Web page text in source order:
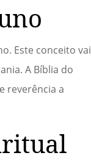
Este conceito vai
A Bíblia do
reverência a